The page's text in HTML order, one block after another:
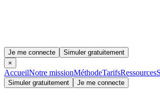
Je me connecte
Simuler gratuitement
×
AccueilNotre missionMéthodeTarifsRessources
Simuler gratuitement Je me connecte